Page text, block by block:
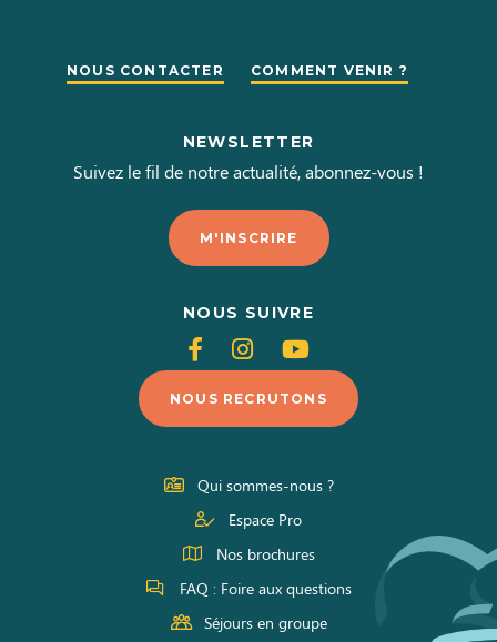
NOUS CONTACTER COMMENT VENIR ?
NEWSLETTER
Suivez le fil de notre actualité, abonnez-vous !
M'INSCRIRE
NOUS SUIVRE
Suivez-
nous
sur
Facebook
Suivez-
nous
sur
Instagram
Suivez-
nous
sur
Youtube
NOUS RECRUTONS
Qui sommes-nous ?
Espace Pro
Nos brochures
FAQ : Foire aux questions
Séjours en groupe